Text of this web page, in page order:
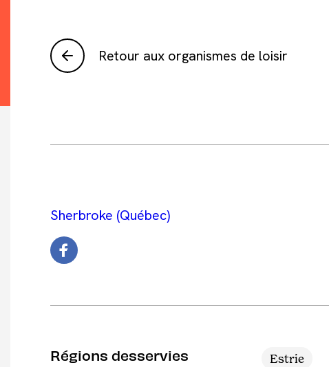
Retour aux organismes de loisir
Sherbroke (Québec)
Régions desservies Estrie